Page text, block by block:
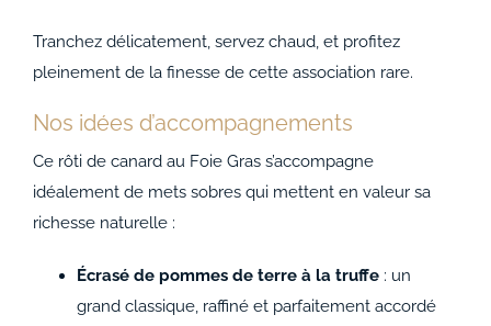
Tranchez délicatement, servez chaud, et profitez
pleinement de la finesse de cette association rare.
Nos idées d’accompagnements
Ce rôti de canard au Foie Gras s’accompagne
idéalement de mets sobres qui mettent en valeur sa
richesse naturelle :
Écrasé de pommes de terre à la truffe: un
grand classique, raffiné et parfaitement accordé